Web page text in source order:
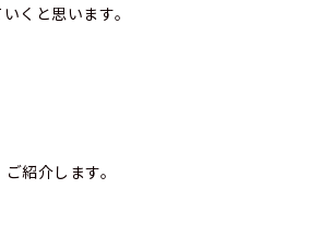
くと思います。
紹介します。